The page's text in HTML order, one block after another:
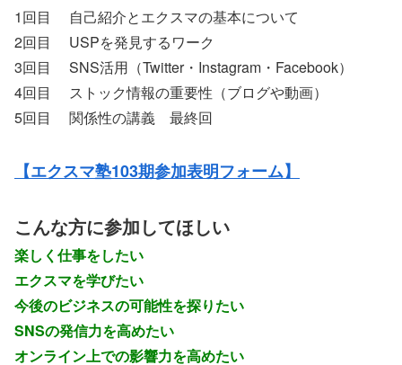
1回目 自己紹介とエクスマの基本について
2回目 USPを発見するワーク
3回目 SNS活用（Twitter・Instagram・Facebook）
4回目 ストック情報の重要性（ブログや動画）
5回目 関係性の講義 最終回
【エクスマ塾103期参加表明フォーム】
こんな方に参加してほしい
楽しく仕事をしたい
エクスマを学びたい
今後のビジネスの可能性を探りたい
SNSの発信力を高めたい
オンライン上での影響力を高めたい